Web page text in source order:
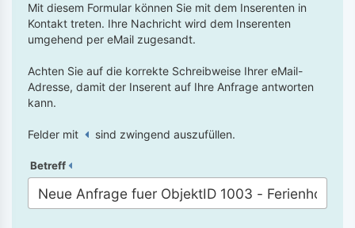
Mit diesem Formular können Sie mit dem Inserenten in
Kontakt treten. Ihre Nachricht wird dem Inserenten
umgehend per eMail zugesandt.
Achten Sie auf die korrekte Schreibweise Ihrer eMail-
Adresse, damit der Inserent auf Ihre Anfrage antworten
kann.
Felder mit sind zwingend auszufüllen.
Betreff